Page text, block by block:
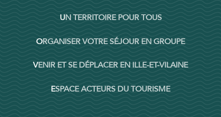
UN TERRITOIRE POUR TOUS
ORGANISER VOTRE SÉJOUR EN GROUPE
VENIR ET SE DÉPLACER EN ILLE-ET-VILAINE
ESPACE ACTEURS DU TOURISME